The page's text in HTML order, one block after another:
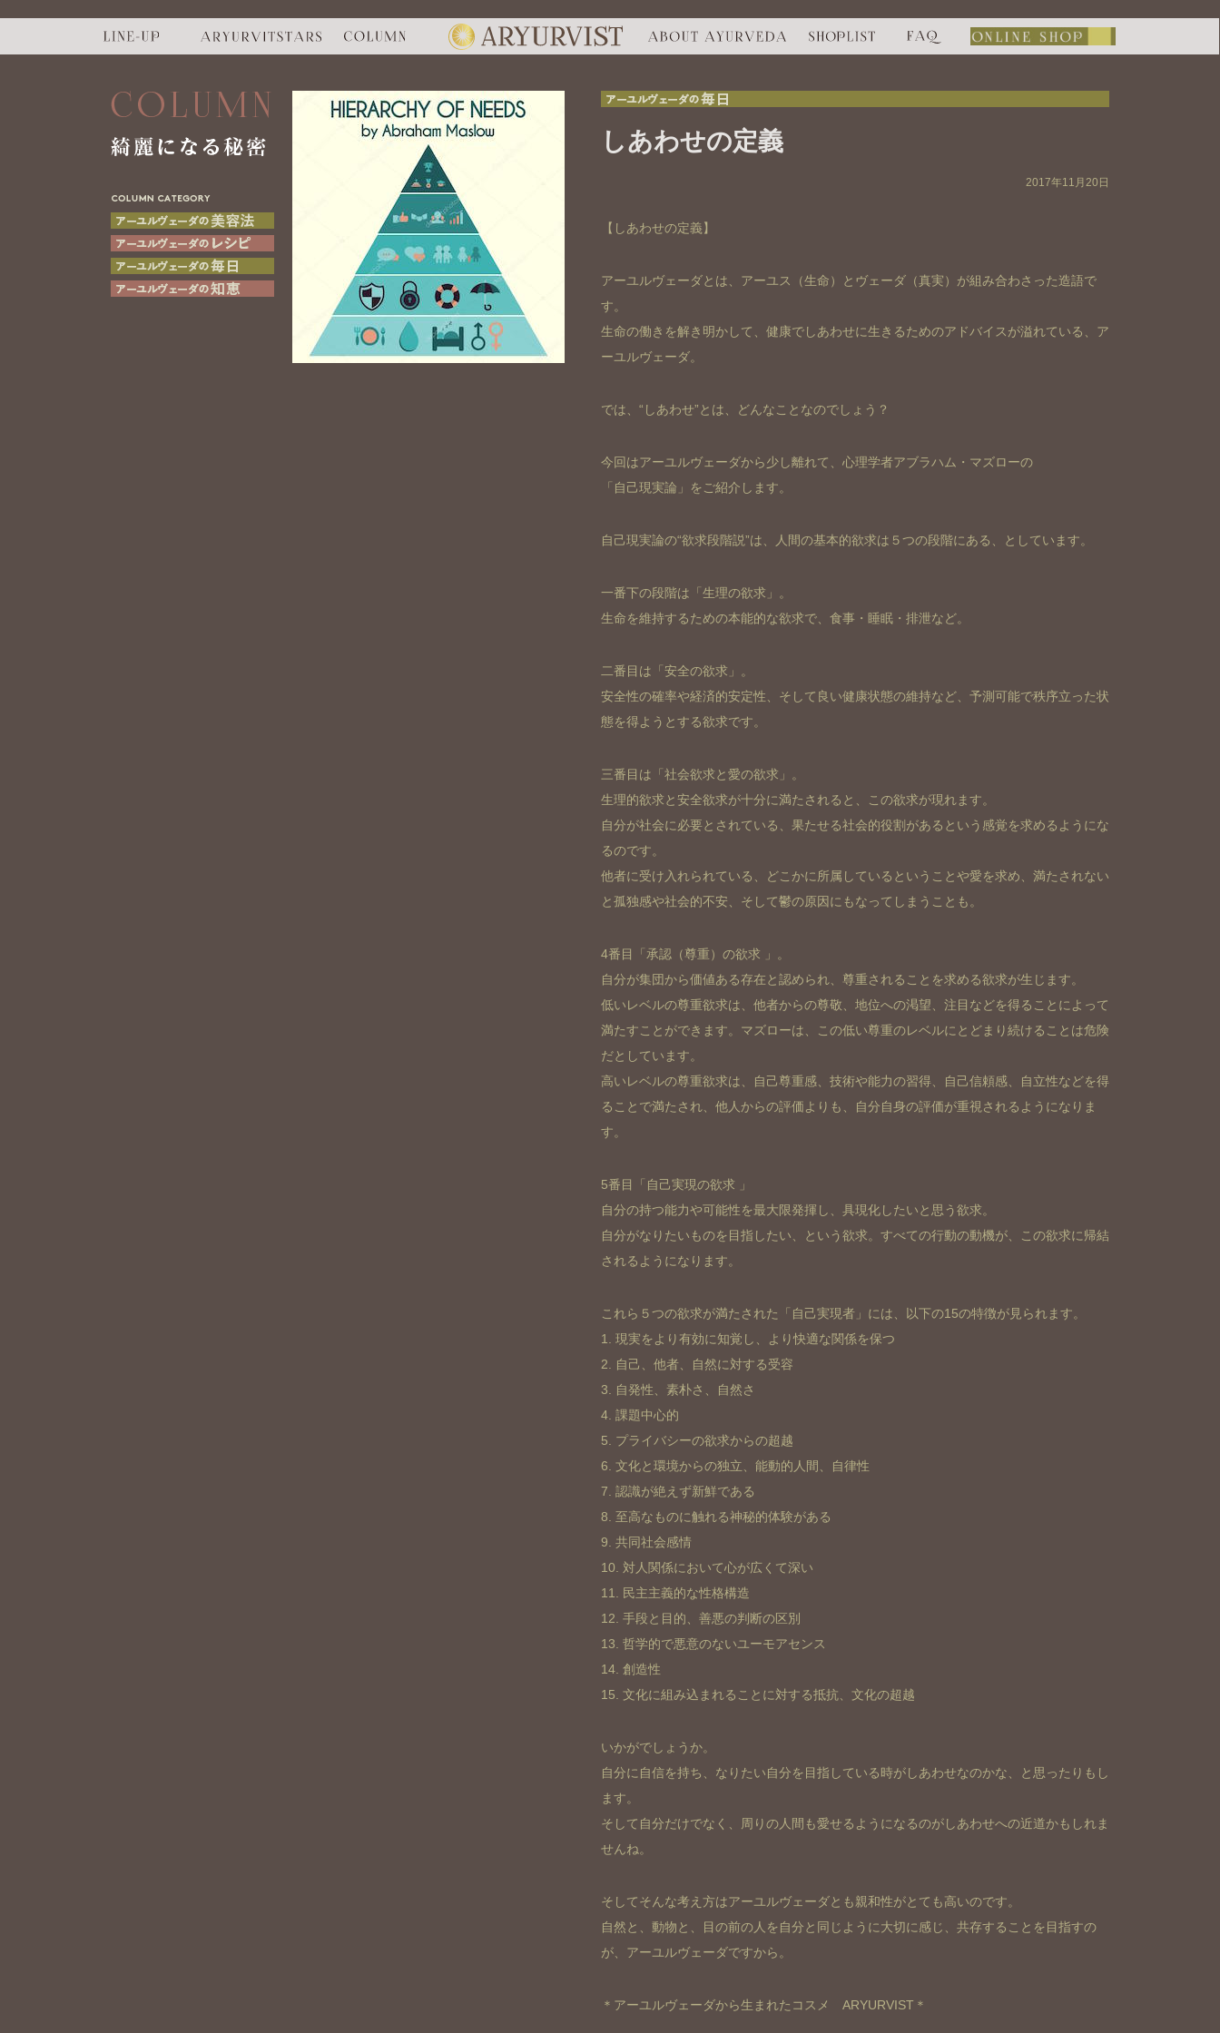
COLUMN
CATEGORY
アーユルヴェーダの美容法
アーユルヴェーダのレシピ
アーユルヴェーダの思考
しあわせの定義
2017年11月20日
【しあわせの定義】
アーユルヴェーダとは、アーユス（生命）とヴェーダ（真実）が組み合わさった造語で
す。
生命の働きを解き明かして、健康でしあわせに生きるためのアドバイスが溢れている、ア
ーユルヴェーダ。
では、“しあわせ”とは、どんなことなのでしょう？
今回はアーユルヴェーダから少し離れて、心理学者アブラハム・マズローの
「自己現実論」をご紹介します。
自己現実論の“欲求段階説”は、人間の基本的欲求は５つの段階にある、としています。
一番下の段階は「生理の欲求」。
生命を維持するための本能的な欲求で、食事・睡眠・排泄など。
二番目は「安全の欲求」。
安全性の確率や経済的安定性、そして良い健康状態の維持など、予測可能で秩序立った状
態を得ようとする欲求です。
三番目は「社会欲求と愛の欲求」。
生理的欲求と安全欲求が十分に満たされると、この欲求が現れます。
自分が社会に必要とされている、果たせる社会的役割があるという感覚を求めるようにな
るのです。
他者に受け入れられている、どこかに所属しているということや愛を求め、満たされない
と孤独感や社会的不安、そして鬱の原因にもなってしまうことも。
4番目「承認（尊重）の欲求 」。
自分が集団から価値ある存在と認められ、尊重されることを求める欲求が生じます。
低いレベルの尊重欲求は、他者からの尊敬、地位への渇望、注目などを得ることによって
満たすことができます。マズローは、この低い尊重のレベルにとどまり続けることは危険
だとしています。
高いレベルの尊重欲求は、自己尊重感、技術や能力の習得、自己信頼感、自立性などを得
ることで満たされ、他人からの評価よりも、自分自身の評価が重視されるようになりま
す。
5番目「自己実現の欲求 」
自分の持つ能力や可能性を最大限発揮し、具現化したいと思う欲求。
自分がなりたいものを目指したい、という欲求。すべての行動の動機が、この欲求に帰結
されるようになります。
これら５つの欲求が満たされた「自己実現者」には、以下の15の特徴が見られます。
1. 現実をより有効に知覚し、より快適な関係を保つ
2. 自己、他者、自然に対する受容
3. 自発性、素朴さ、自然さ
4. 課題中心的
5. プライバシーの欲求からの超越
6. 文化と環境からの独立、能動的人間、自律性
7. 認識が絶えず新鮮である
8. 至高なものに触れる神秘的体験がある
9. 共同社会感情
10. 対人関係において心が広くて深い
11. 民主主義的な性格構造
12. 手段と目的、善悪の判断の区別
13. 哲学的で悪意のないユーモアセンス
14. 創造性
15. 文化に組み込まれることに対する抵抗、文化の超越
いかがでしょうか。
自分に自信を持ち、なりたい自分を目指している時がしあわせなのかな、と思ったりもし
ます。
そして自分だけでなく、周りの人間も愛せるようになるのがしあわせへの近道かもしれま
せんね。
そしてそんな考え方はアーユルヴェーダとも親和性がとても高いのです。
自然と、動物と、目の前の人を自分と同じように大切に感じ、共存することを目指すの
が、アーユルヴェーダですから。
＊アーユルヴェーダから生まれたコスメ ARYURVIST＊